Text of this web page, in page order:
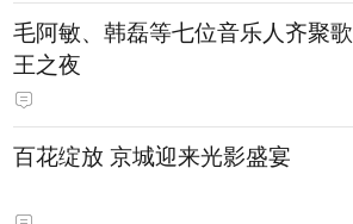
毛阿敏、韩磊等七位音乐人齐聚歌
王之夜
百花绽放 京城迎来光影盛宴